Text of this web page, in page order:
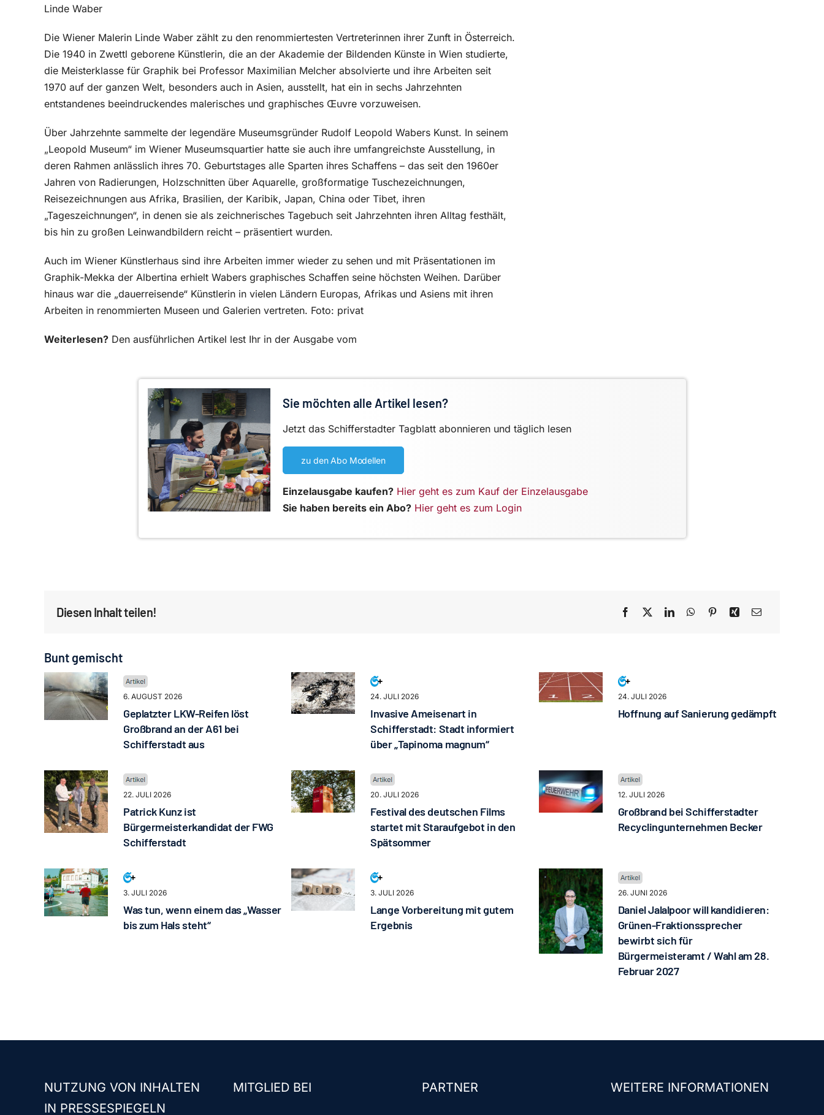
Linde Waber
Die Wiener Malerin Linde Waber zählt zu den renommiertesten Vertreterinnen ihrer Zunft in Österreich.
Die 1940 in Zwettl geborene Künstlerin, die an der Akademie der Bildenden Künste in Wien studierte,
die Meisterklasse für Graphik bei Professor Maximilian Melcher absolvierte und ihre Arbeiten seit
1970 auf der ganzen Welt, besonders auch in Asien, ausstellt, hat ein in sechs Jahrzehnten
entstandenes beeindruckendes malerisches und graphisches Œuvre vorzuweisen.
Über Jahrzehnte sammelte der legendäre Museumsgründer Rudolf Leopold Wabers Kunst. In seinem
„Leopold Museum“ im Wiener Museumsquartier hatte sie auch ihre umfangreichste Ausstellung, in
deren Rahmen anlässlich ihres 70. Geburtstages alle Sparten ihres Schaffens – das seit den 1960er
Jahren von Radierungen, Holzschnitten über Aquarelle, großformatige Tuschezeichnungen,
Reisezeichnungen aus Afrika, Brasilien, der Karibik, Japan, China oder Tibet, ihren
„Tageszeichnungen“, in denen sie als zeichnerisches Tagebuch seit Jahrzehnten ihren Alltag festhält,
bis hin zu großen Leinwandbildern reicht – präsentiert wurden.
Auch im Wiener Künstlerhaus sind ihre Arbeiten immer wieder zu sehen und mit Präsentationen im
Graphik-Mekka der Albertina erhielt Wabers graphisches Schaffen seine höchsten Weihen. Darüber
hinaus war die „dauerreisende“ Künstlerin in vielen Ländern Europas, Afrikas und Asiens mit ihren
Arbeiten in renommierten Museen und Galerien vertreten. Foto: privat
Weiterlesen? Den ausführlichen Artikel lest Ihr in der Ausgabe vom
Sie möchten alle Artikel lesen?
Jetzt das Schifferstadter Tagblatt abonnieren und täglich lesen
zu den Abo Modellen
Einzelausgabe kaufen? Hier geht es zum Kauf der Einzelausgabe
Sie haben bereits ein Abo? Hier geht es zum Login
Diesen Inhalt teilen!
Bunt gemischt
6. AUGUST 2026
Geplatzter LKW-Reifen löst
Großbrand an der A61 bei
Schifferstadt aus
24. JULI 2026
Invasive Ameisenart in
Schifferstadt: Stadt informiert
über „Tapinoma magnum“
24. JULI 2026
Hoffnung auf Sanierung gedämpft
22. JULI 2026
Patrick Kunz ist
Bürgermeisterkandidat der FWG
Schifferstadt
20. JULI 2026
Festival des deutschen Films
startet mit Staraufgebot in den
Spätsommer
12. JULI 2026
Großbrand bei Schifferstadter
Recyclingunternehmen Becker
3. JULI 2026
Was tun, wenn einem das „Wasser
bis zum Hals steht“
3. JULI 2026
Lange Vorbereitung mit gutem
Ergebnis
26. JUNI 2026
Daniel Jalalpoor will kandidieren:
Grünen-Fraktionssprecher
bewirbt sich für
Bürgermeisteramt / Wahl am 28.
Februar 2027
NUTZUNG VON INHALTEN
IN PRESSESPIEGELN
MITGLIED BEI PARTNER WEITERE INFORMATIONEN